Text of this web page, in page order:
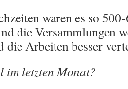
waren es so
die Versammlungen
die Arbeiten besser
im letzten Monat?